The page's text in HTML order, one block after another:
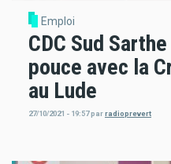
Emploi
CDC Sud
pouce avec la
au Lude
27/10/2021 - 19:57parradioprevert